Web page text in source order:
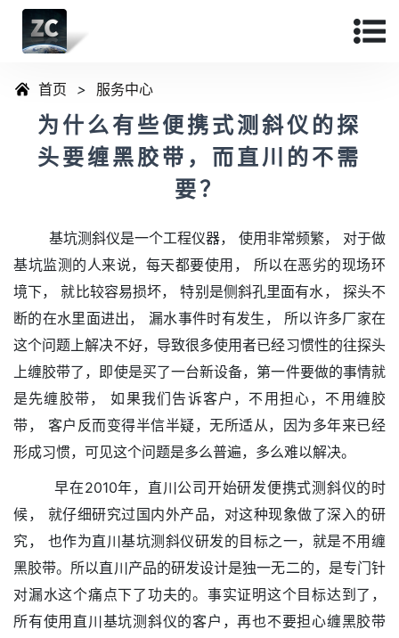
首页 > 服务中心
为什么有些便携式测斜仪的探
头要缠黑胶带，而直川的不需
要？
基坑测斜仪是一个工程仪器， 使用非常频繁， 对于做
基坑监测的人来说，每天都要使用， 所以在恶劣的现场环
境下， 就比较容易损坏， 特别是侧斜孔里面有水， 探头不
断的在水里面进出， 漏水事件时有发生， 所以许多厂家在
这个问题上解决不好，导致很多使用者已经习惯性的往探头
上缠胶带了，即使是买了一台新设备，第一件要做的事情就
是先缠胶带， 如果我们告诉客户，不用担心，不用缠胶
带， 客户反而变得半信半疑，无所适从，因为多年来已经
形成习惯，可见这个问题是多么普遍，多么难以解决。
早在2010年，直川公司开始研发便携式测斜仪的时
候， 就仔细研究过国内外产品，对这种现象做了深入的研
究， 也作为直川基坑测斜仪研发的目标之一，就是不用缠
黑胶带。所以直川产品的研发设计是独一无二的，是专门针
对漏水这个痛点下了功夫的。事实证明这个目标达到了，
所有使用直川基坑测斜仪的客户，再也不要担心缠黑胶带